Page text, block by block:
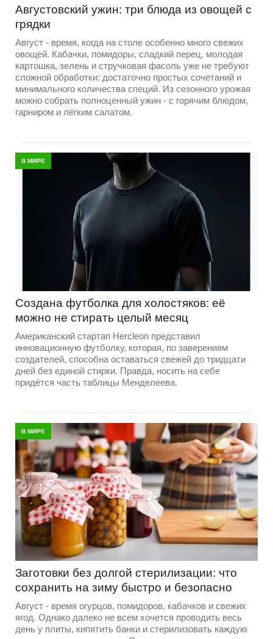
Августовский ужин: три блюда из овощей с
грядки
Август - время, когда на столе особенно много свежих
овощей. Кабачки, помидоры, сладкий перец, молодая
картошка, зелень и стручковая фасоль уже не требуют
сложной обработки: достаточно простых сочетаний и
минимального количества специй. Из сезонного урожая
можно собрать полноценный ужин - с горячим блюдом,
гарниром и лёгким салатом.
В МИРЕ
Создана футболка для холостяков: её
можно не стирать целый месяц
Американский стартап Hercleon представил
инновационную футболку, которая, по заверениям
создателей, способна оставаться свежей до тридцати
дней без единой стирки. Правда, носить на себе
придётся часть таблицы Менделеева.
В МИРЕ
Заготовки без долгой стерилизации: что
сохранить на зиму быстро и безопасно
Август - время огурцов, помидоров, кабачков и свежих
ягод. Однако далеко не всем хочется проводить весь
день у плиты, кипятить банки и стерилизовать каждую